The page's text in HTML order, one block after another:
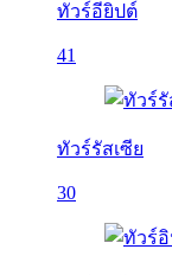
ทัวร์อียิปต์
41
ทัวร์รัสเซีย
30